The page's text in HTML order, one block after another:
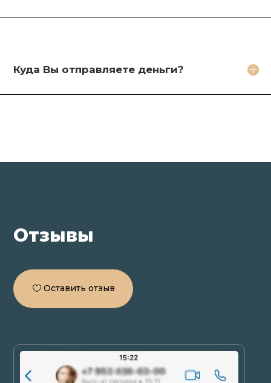
Куда Вы отправляете деньги?
Какое фото необходимо сделать?
Какие бонусы я получу?
Отзывы
Оставить отзыв